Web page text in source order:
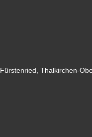
Thalkirchen-